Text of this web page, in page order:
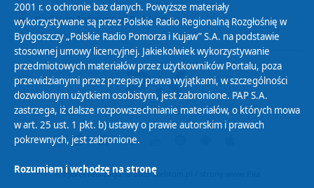
Biuletyn Informacji Publicznej
Projekt i realizacja: © 2022Webtom.pl
2001 r. o ochronie baz danych. Powyższe materiały
wykorzystywane są przez Polskie Radio Regionalną Rozgłośnię w
Bydgoszczy „Polskie Radio Pomorza i Kujaw” S.A. na podstawie
stosownej umowy licencyjnej. Jakiekolwiek wykorzystywanie
przedmiotowych materiałów przez użytkowników Portalu, poza
przewidzianymi przez przepisy prawa wyjątkami, w szczególności
dozwolonym użytkiem osobistym, jest zabronione. PAP S.A.
zastrzega, iż dalsze rozpowszechnianie materiałów, o których mowa
w art. 25 ust. 1 pkt. b) ustawy o prawie autorskim i prawach
pokrewnych, jest zabronione.
Rozumiem i wchodzę na stronę